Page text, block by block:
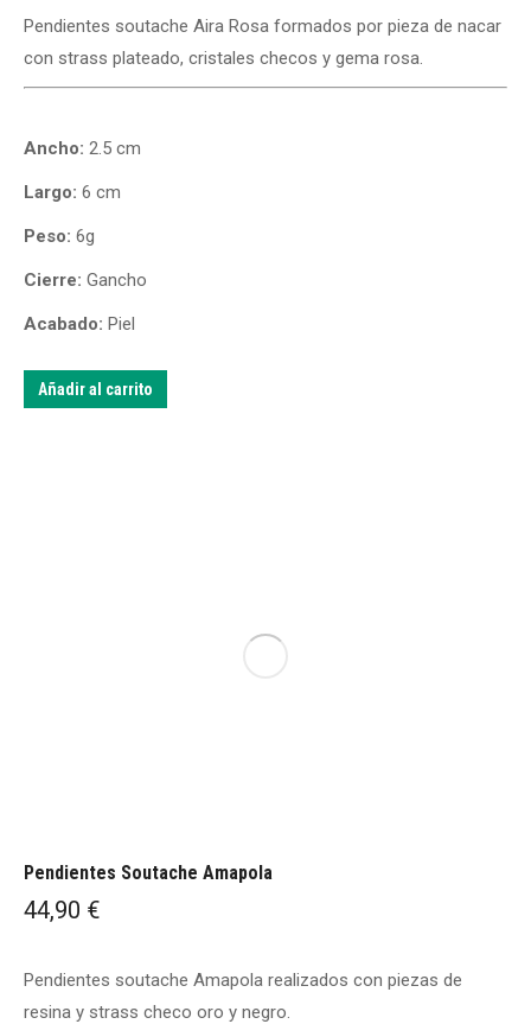
Pendientes soutache Aira Rosa formados por pieza de nacar
con strass plateado, cristales checos y gema rosa.
Ancho: 2.5 cm
Largo: 6 cm
Peso: 6g
Cierre: Gancho
Acabado: Piel
Añadir al carrito
Pendientes Soutache Amapola
44,90 €
Pendientes soutache Amapola realizados con piezas de
resina y strass checo oro y negro.